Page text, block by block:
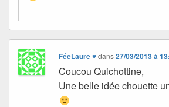
FéeLaure ♥dans27/03/2013 à
Coucou Quichottine,
Une belle idée chouette